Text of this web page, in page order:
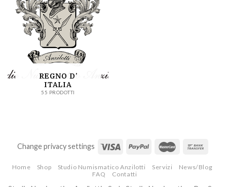
REGNO D’
ITALIA
55 PRODOTTI
Change privacy settings
Home Shop Studio Numismatico Anzilotti Servizi
News/Blog
FAQ
Contatti